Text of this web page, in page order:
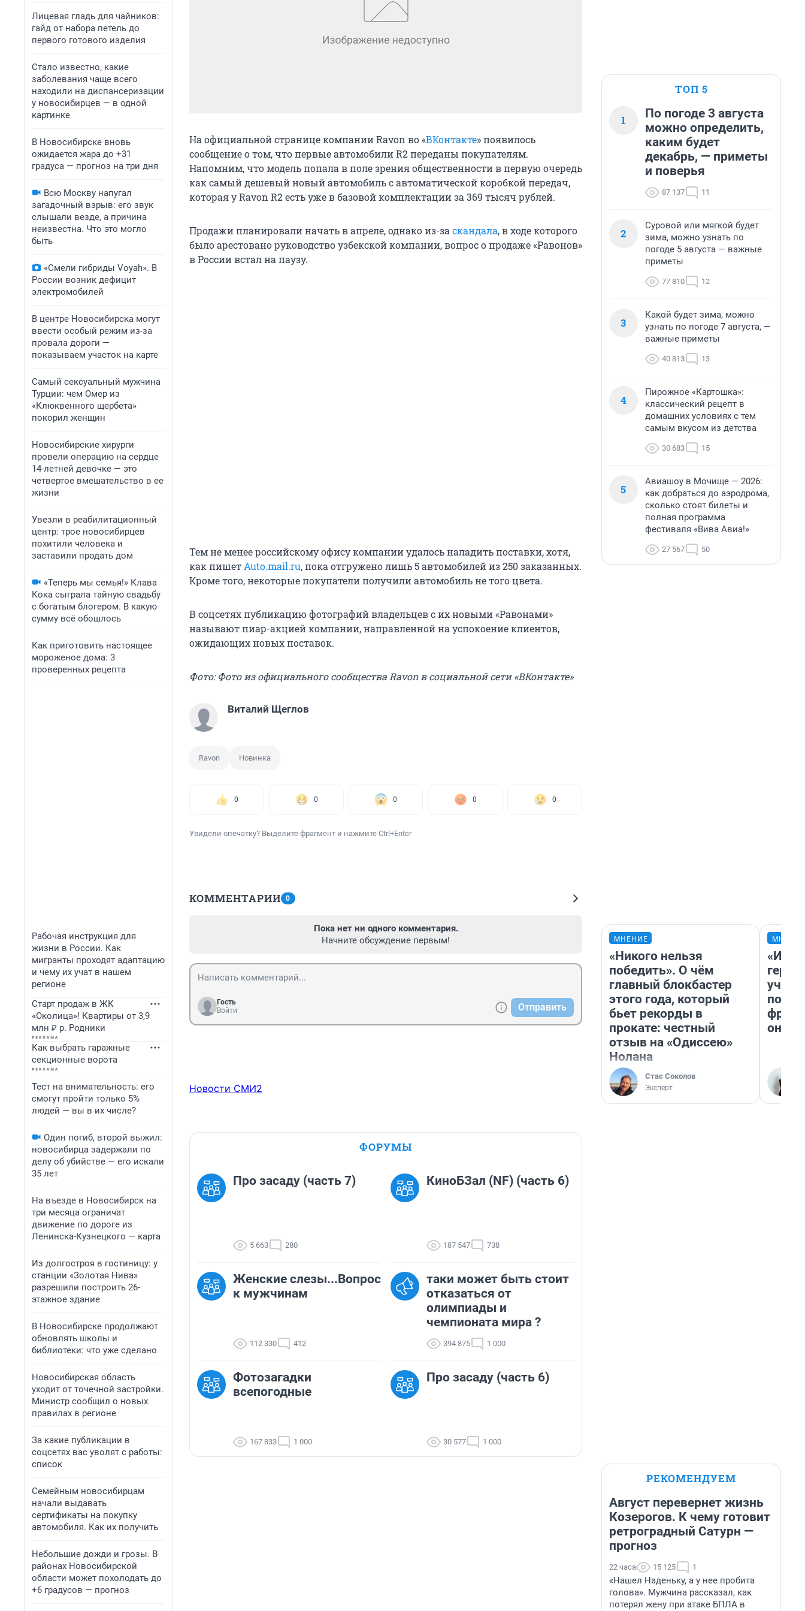
Лицевая гладь для чайников:
гайд от набора петель до
первого готового изделия
Стало известно, какие
заболевания чаще всего
находили на диспансеризации
у новосибирцев — в одной
картинке
В Новосибирске вновь
ожидается жара до +31
градуса — прогноз на три дня
Всю Москву напугал
загадочный взрыв: его звук
слышали везде, а причина
неизвестна. Что это могло
быть
«Смели гибриды Voyah». В
России возник дефицит
электромобилей
В центре Новосибирска могут
ввести особый режим из-за
провала дороги —
показываем участок на карте
Самый сексуальный мужчина
Турции: чем Омер из
«Клюквенного щербета»
покорил женщин
Новосибирские хирурги
провели операцию на сердце
14-летней девочке — это
четвертое вмешательство в ее
жизни
Увезли в реабилитационный
центр: трое новосибирцев
похитили человека и
заставили продать дом
«Теперь мы семья!» Клава
Кока сыграла тайную свадьбу
с богатым блогером. В какую
сумму всё обошлось
Как приготовить настоящее
мороженое дома: 3
проверенных рецепта
Рабочая инструкция для
жизни в России. Как
мигранты проходят адаптацию
и чему их учат в нашем
регионе
Старт продаж в ЖК
«Околица»! Квартиры от 3,9
млн ₽ р. Родники
Как выбрать гаражные
секционные ворота
Тест на внимательность: его
смогут пройти только 5%
людей — вы в их числе?
Один погиб, второй выжил:
новосибирца задержали по
делу об убийстве — его искали
35 лет
На въезде в Новосибирск на
три месяца ограничат
движение по дороге из
Ленинска-Кузнецкого — карта
Из долгостроя в гостиницу: у
станции «Золотая Нива»
разрешили построить 26-
этажное здание
В Новосибирске продолжают
обновлять школы и
библиотеки: что уже сделано
Новосибирская область
уходит от точечной застройки.
Министр сообщил о новых
правилах в регионе
За какие публикации в
соцсетях вас уволят с работы:
список
Семейным новосибирцам
начали выдавать
сертификаты на покупку
автомобиля. Как их получить
Небольшие дожди и грозы. В
районах Новосибирской
области может похолодать до
+6 градусов — прогноз
На официальной странице компании Ravon во «ВКонтакте» появилось
сообщение о том, что первые автомобили R2 переданы покупателям.
Напомним, что модель попала в поле зрения общественности в первую очередь
как самый дешевый новый автомобиль с автоматической коробкой передач,
которая у Ravon R2 есть уже в базовой комплектации за 369 тысяч рублей.
Продажи планировали начать в апреле, однако из-за скандала, в ходе которого
было арестовано руководство узбекской компании, вопрос о продаже «Равонов»
в России встал на паузу.
Тем не менее российскому офису компании удалось наладить поставки, хотя,
как пишет Auto.mail.ru, пока отгружено лишь 5 автомобилей из 250 заказанных.
Кроме того, некоторые покупатели получили автомобиль не того цвета.
В соцсетях публикацию фотографий владельцев с их новыми «Равонами»
называют пиар-акцией компании, направленной на успокоение клиентов,
ожидающих новых поставок.
Фото: Фото из официального сообщества Ravon в социальной сети «ВКонтакте»
Виталий Щеглов
Ravon Новинка
0 0 0 0 0
Увидели опечатку? Выделите фрагмент и нажмите Ctrl+Enter
КОММЕНТАРИИ 0
Пока нет ни одного комментария.
Начните обсуждение первым!
Гость
Войти
Отправить
Новости СМИ2
ФОРУМЫ
Про засаду (часть 7)
5 663 280
КиноБЗал (NF) (часть 6)
187 547 738
Женские слезы...Вопрос
к мужчинам
112 330 412
таки может быть стоит
отказаться от
олимпиады и
чемпионата мира ?
394 875 1 000
Фотозагадки
всепогодные
167 833 1 000
Про засаду (часть 6)
30 577 1 000
ТОП 5
1
По погоде 3 августа
можно определить,
каким будет
декабрь, — приметы
и поверья
87 137 11
2
Суровой или мягкой будет
зима, можно узнать по
погоде 5 августа — важные
приметы
77 810 12
3
Какой будет зима, можно
узнать по погоде 7 августа, —
важные приметы
40 813 13
4
Пирожное «Картошка»:
классический рецепт в
домашних условиях с тем
самым вкусом из детства
30 683 15
5
Авиашоу в Мочище — 2026:
как добраться до аэродрома,
сколько стоят билеты и
полная программа
фестиваля «Вива Авиа!»
27 567 50
МНЕНИЕ
«Никого нельзя
победить». О чём
главный блокбастер
этого года, который
бьет рекорды в
прокате: честный
отзыв на «Одиссею»
Нолана
Стас Соколов
Эксперт
учит
она
РЕКОМЕНДУЕМ
Август перевернет жизнь
Козерогов. К чему готовит
ретроградный Сатурн —
прогноз
22 часа 15 125 1
«Нашел Наденьку, а у нее пробита
голова». Мужчина рассказал, как
потерял жену при атаке БПЛА в